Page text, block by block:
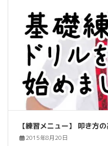
【練習メニュー】 叩き方
2015年8月20日